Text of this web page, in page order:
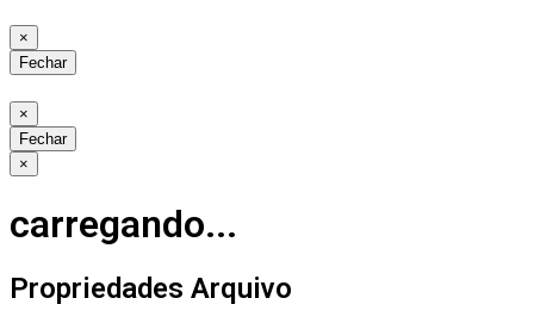
×
Fechar
×
Fechar
×
carregando...
Propriedades Arquivo